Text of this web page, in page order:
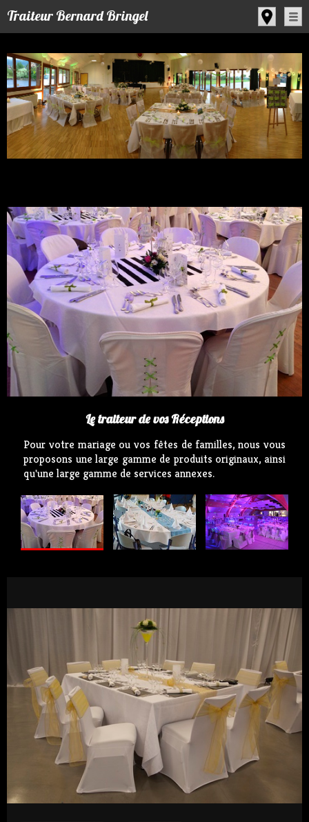
Traiteur Bernard Bringel
Le traiteur de vos Réceptions
Pour votre mariage ou vos fêtes de familles, nous vous
proposons une large gamme de produits originaux, ainsi
qu'une large gamme de services annexes.
Panneau de gestion des cookies